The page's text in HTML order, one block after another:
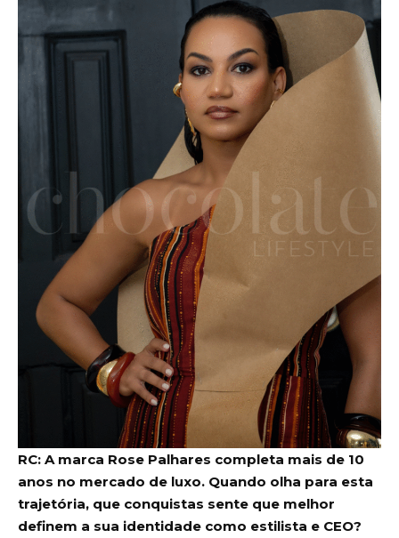
RC: A marca Rose Palhares completa mais de 10
anos no mercado de luxo. Quando olha para esta
trajetória, que conquistas sente que melhor
definem a sua identidade como estilista e CEO?